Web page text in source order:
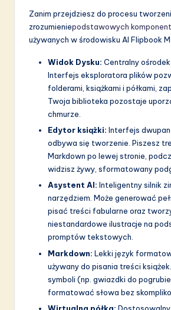
Zanim przejdziesz do procesu
zrozumieniepodstawowych
używanych w środowisku AI Flipbook
Widok Dysku: Centralny ośrodek
Interfejs eksploratora plików
folderami, książkami i półkami,
Twoja biblioteka pozostaje
chmurze.
Edytor książki: Interfejs
odbywa się tworzenie. Piszesz
Markdown po lewej stronie,
widzisz żywy, sformatowany
Asystent AI: Inteligentny silnik
narzędziem. Może generować
pisać treści fabularne oraz
niestandardowe ilustracje na
promptów tekstowych.
Markdown: Lekki język
używany do pisania treści
symboli (np. gwiazdki do
formatować słowa bez
Wirtualna półka: